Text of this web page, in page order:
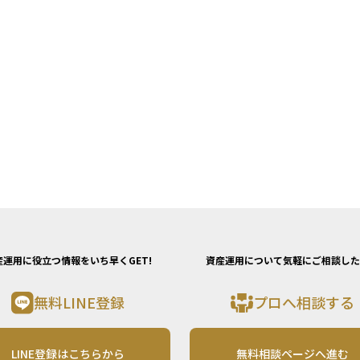
運用に役立つ情報をいち早くGET!
無料LINE登録
LINE登録はこちらから
資産運用について気軽にご相談し
プロへ相談する
無料相談ページへ進む